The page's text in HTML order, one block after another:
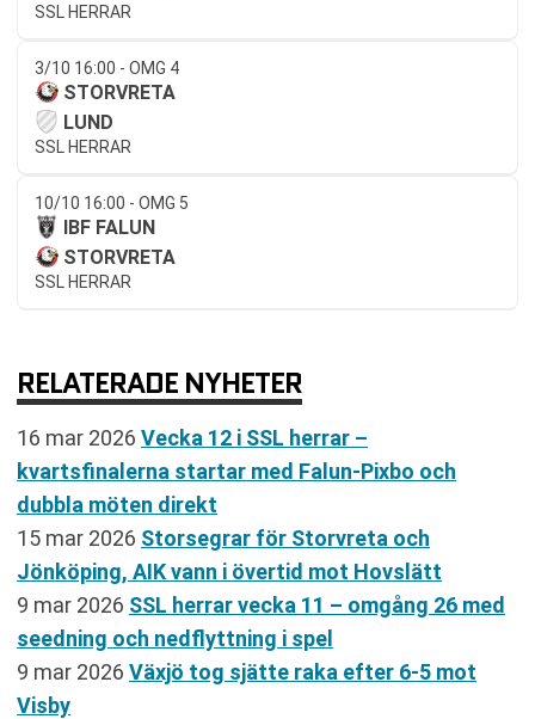
SSL HERRAR
3/10 16:00 - OMG 4
STORVRETA
LUND
SSL HERRAR
10/10 16:00 - OMG 5
IBF FALUN
STORVRETA
SSL HERRAR
RELATERADE NYHETER
16 mar 2026 Vecka 12 i SSL herrar –
kvartsfinalerna startar med Falun-Pixbo och
dubbla möten direkt
15 mar 2026 Storsegrar för Storvreta och
Jönköping, AIK vann i övertid mot Hovslätt
9 mar 2026 SSL herrar vecka 11 – omgång 26 med
seedning och nedflyttning i spel
9 mar 2026 Växjö tog sjätte raka efter 6-5 mot
Visby